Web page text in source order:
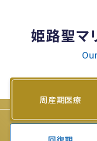
姫路聖マ
周産期医療